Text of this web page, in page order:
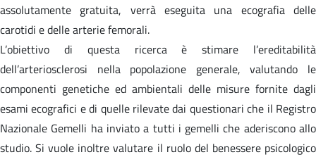
assolutamente gratuita, verrà eseguita una ecografia delle
carotidi e delle arterie femorali.
L’obiettivo di questa ricerca è stimare l’ereditabilità
dell’arteriosclerosi nella popolazione generale, valutando le
componenti genetiche ed ambientali delle misure fornite dagli
esami ecografici e di quelle rilevate dai questionari che il Registro
Nazionale Gemelli ha inviato a tutti i gemelli che aderiscono allo
studio. Si vuole inoltre valutare il ruolo del benessere psicologico